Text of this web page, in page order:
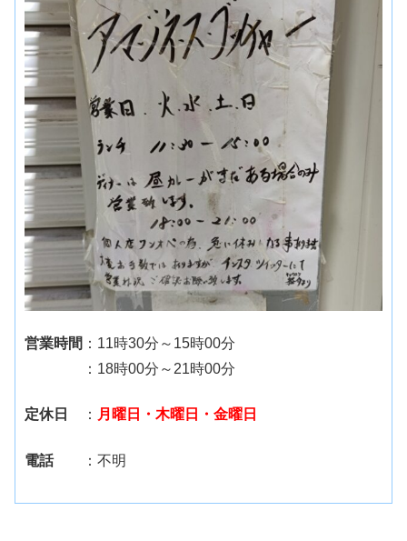
営業時間 ：11時30分～15時00分
：18時00分～21時00分
定休日 ： 月曜日・木曜日・金曜日
電話 ：不明